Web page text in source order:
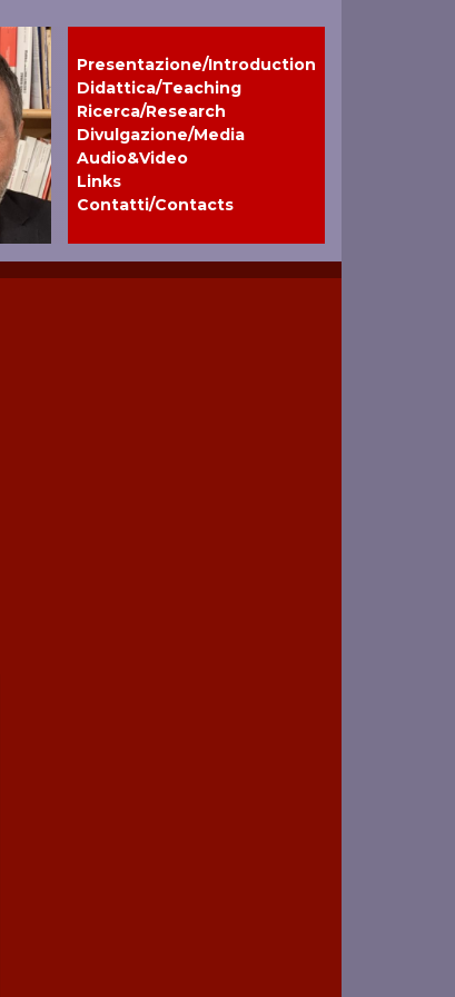
Presentazione/Introduction
Didattica/Teaching
Ricerca/Research
Divulgazione/Media
Audio&Video
Links
Contatti/Contacts